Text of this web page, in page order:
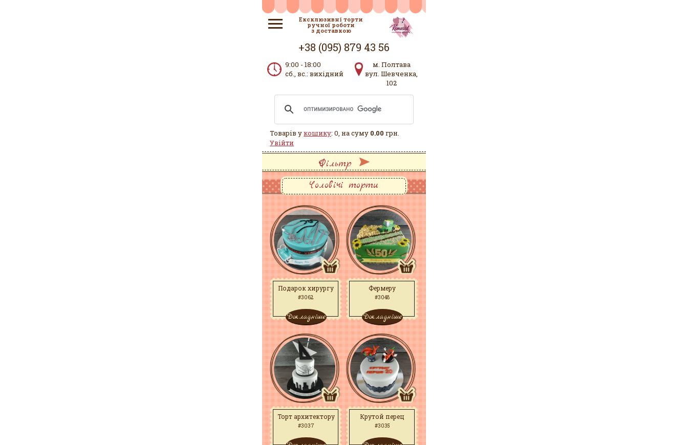
Ексклюзивні торти
ручної роботи
з доставкою
+38 (095) 879 43 56
9:00 - 18:00
сб., вс.: вихідний
м. Полтава
вул. Шевченка,
102
Товарів укошику: 0, на суму 0.00 грн.
Увійти
Фільтр
Чоловічі торти
Подарок хирургу
#3062
Докладніше
Фермеру
#3048
Докладніше
Торт архитектору
#3037
Крутой перец
#3035